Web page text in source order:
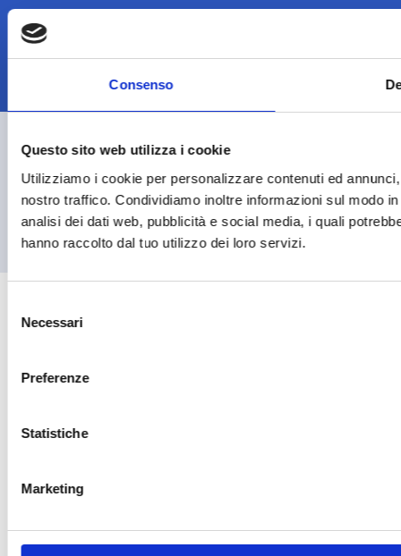
Consenso
Questo sito web utilizza i cookie
Utilizziamo i cookie per personalizzare contenuti ed
nostro traffico. Condividiamo inoltre informazioni sul modo
analisi dei dati web, pubblicità e social media, i quali
hanno raccolto dal tuo utilizzo dei loro servizi.
delNecessari
Preferenze
Statistiche
Marketing
Cookie Policy
Copyright 2026
Sede legale in Via Liguria 76/78 - 20025 Legnano (MI) -
Tel:0331.545181 - REA: MI-1153081 - P.IVA: 07311000157 -
Capitale sociale: € 100.000,00 i.v.